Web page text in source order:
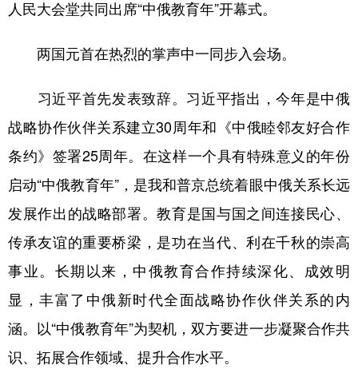
北京 天津 河北
辽宁 吉林 上海
广东 海南 重庆
四川 贵州 云南 西藏
陕西 甘肃 青海 宁夏
新疆 内蒙古 黑龙江
多语种频道
人民大会堂共同出席“中俄教育年”开幕式。
两国元首在热烈的掌声中一同步入会场。
习近平首先发表致辞。习近平指出，今年是中俄
战略协作伙伴关系建立30周年和《中俄睦邻友好合作
条约》签署25周年。在这样一个具有特殊意义的年份
启动“中俄教育年”，是我和普京总统着眼中俄关系长远
发展作出的战略部署。教育是国与国之间连接民心、
传承友谊的重要桥梁，是功在当代、利在千秋的崇高
事业。长期以来，中俄教育合作持续深化、成效明
显，丰富了中俄新时代全面战略协作伙伴关系的内
涵。以“中俄教育年”为契机，双方要进一步凝聚合作共
识、拓展合作领域、提升合作水平。